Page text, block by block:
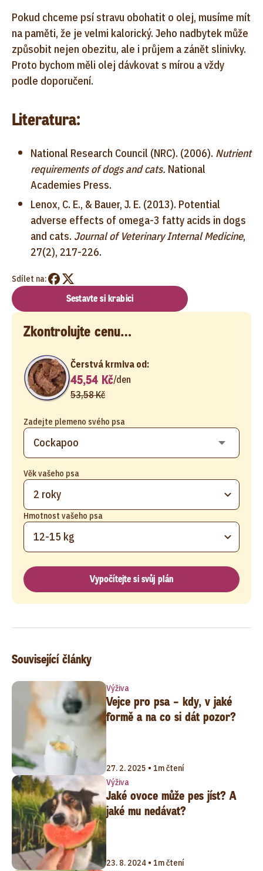
Pokud chceme psí stravu obohatit o olej, musíme mít
na paměti, že je velmi kalorický. Jeho nadbytek může
způsobit nejen obezitu, ale i průjem a zánět slinivky.
Proto bychom měli olej dávkovat s mírou a vždy
podle doporučení.
Literatura:
National Research Council (NRC). (2006). Nutrient
requirements of dogs and cats. National
Academies Press.
Lenox, C. E., & Bauer, J. E. (2013). Potential
adverse effects of omega-3 fatty acids in dogs
and cats. Journal of Veterinary Internal Medicine,
27(2), 217-226.
Sdílet na:
Sestavte si krabici
Zkontrolujte cenu…
Zadejte plemeno svého psa
Věk vašeho psa
2 roky
Hmotnost vašeho psa
12-15 kg
Čerstvá krmiva od:
45,54 Kč/den
53,58 Kč
Vypočítejte si svůj plán
Související články
Výživa
Vejce pro psa – kdy, v jaké
formě a na co si dát pozor?
27. 2. 2025 • 1m čtení
Výživa
Jaké ovoce může pes jíst? A
jaké mu nedávat?
23. 8. 2024 • 1m čtení